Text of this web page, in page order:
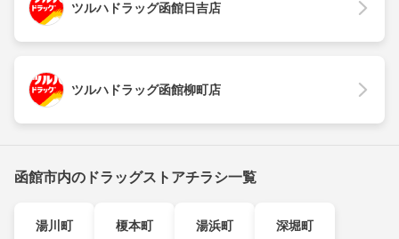
ツルハドラッグ函館日吉店
ツルハドラッグ函館柳町店
函館市内のドラッグストアチラシ一覧
湯川町 榎本町 湯浜町 深堀町